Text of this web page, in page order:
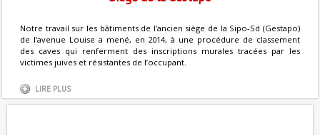
Notre travail sur les bâtiments de l’ancien siège de la Sipo-Sd (Gestapo)
de l'avenue Louise a mené, en 2014, à une procédure de classement
des caves qui renferment des inscriptions murales tracées par les
victimes juives et résistantes de l’occupant.
LIRE PLUS